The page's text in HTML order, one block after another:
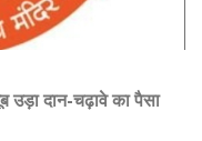
उड़ा दान-चढ़ावे का पैसा